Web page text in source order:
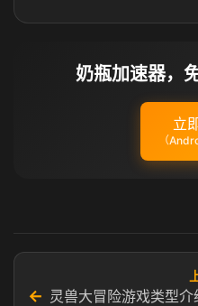
奶瓶加速器，
立
（
← 灵兽大冒险游戏类型